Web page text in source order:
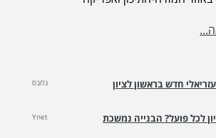
חדש בראשון לציון גלובס
לכל פועל? הבנייה נמשכת Ynet